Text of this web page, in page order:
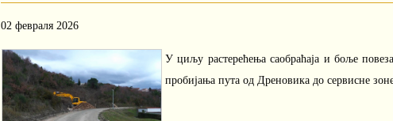
02 февраля 2026
У циљу растерећења саобраћаја и боље
пробијања пута од Дреновика до сервисне